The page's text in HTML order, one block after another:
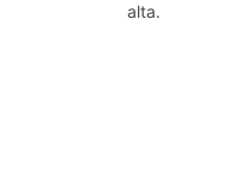
alta.